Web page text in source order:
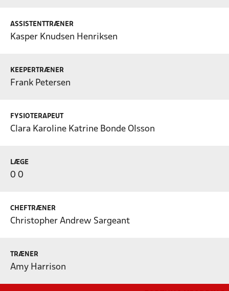
ASSISTENTTRÆNER
Kasper Knudsen Henriksen
KEEPERTRÆNER
Frank Petersen
FYSIOTERAPEUT
Clara Karoline Katrine Bonde Olsson
LÆGE
0 0
CHEFTRÆNER
Christopher Andrew Sargeant
TRÆNER
Amy Harrison